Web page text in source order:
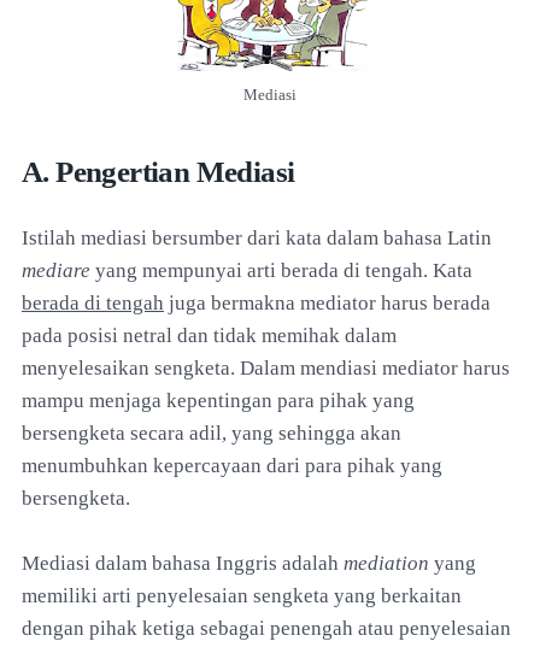
Mediasi
A. Pengertian Mediasi
Istilah mediasi bersumber dari kata dalam bahasa Latin
mediare yang mempunyai arti berada di tengah. Kata
berada di tengah juga bermakna mediator harus berada
pada posisi netral dan tidak memihak dalam
menyelesaikan sengketa. Dalam mendiasi mediator harus
mampu menjaga kepentingan para pihak yang
bersengketa secara adil, yang sehingga akan
menumbuhkan kepercayaan dari para pihak yang
bersengketa.
Mediasi dalam bahasa Inggris adalah mediation yang
memiliki arti penyelesaian sengketa yang berkaitan
dengan pihak ketiga sebagai penengah atau penyelesaian